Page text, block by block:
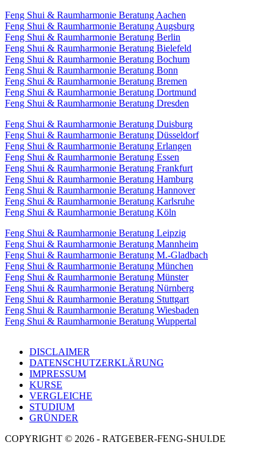
Feng Shui & Raumharmonie Beratung Aachen
Feng Shui & Raumharmonie Beratung Augsburg
Feng Shui & Raumharmonie Beratung Berlin
Feng Shui & Raumharmonie Beratung Bielefeld
Feng Shui & Raumharmonie Beratung Bochum
Feng Shui & Raumharmonie Beratung Bonn
Feng Shui & Raumharmonie Beratung Bremen
Feng Shui & Raumharmonie Beratung Dortmund
Feng Shui & Raumharmonie Beratung Dresden
Feng Shui & Raumharmonie Beratung Duisburg
Feng Shui & Raumharmonie Beratung Düsseldorf
Feng Shui & Raumharmonie Beratung Erlangen
Feng Shui & Raumharmonie Beratung Essen
Feng Shui & Raumharmonie Beratung Frankfurt
Feng Shui & Raumharmonie Beratung Hamburg
Feng Shui & Raumharmonie Beratung Hannover
Feng Shui & Raumharmonie Beratung Karlsruhe
Feng Shui & Raumharmonie Beratung Köln
Feng Shui & Raumharmonie Beratung Leipzig
Feng Shui & Raumharmonie Beratung Mannheim
Feng Shui & Raumharmonie Beratung M.-Gladbach
Feng Shui & Raumharmonie Beratung München
Feng Shui & Raumharmonie Beratung Münster
Feng Shui & Raumharmonie Beratung Nürnberg
Feng Shui & Raumharmonie Beratung Stuttgart
Feng Shui & Raumharmonie Beratung Wiesbaden
Feng Shui & Raumharmonie Beratung Wuppertal
DISCLAIMER
DATENSCHUTZERKLÄRUNG
IMPRESSUM
KURSE
VERGLEICHE
STUDIUM
GRÜNDER
COPYRIGHT © 2026 - RATGEBER-FENG-SHUI.DE